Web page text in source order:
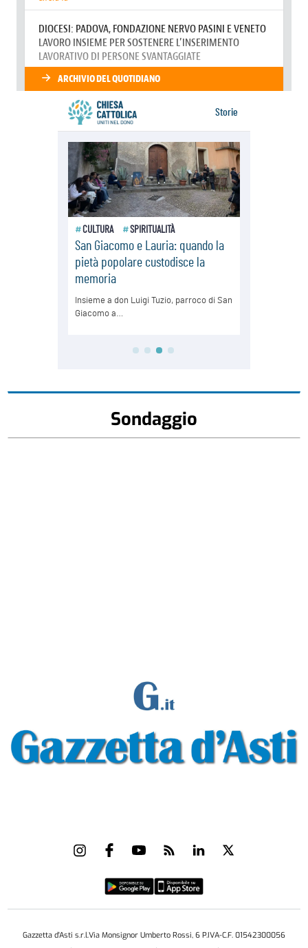
Sondaggio
Gazzetta d'Asti s.r.l.Via Monsignor Umberto Rossi, 6 P.IVA-C.F. 01542300056